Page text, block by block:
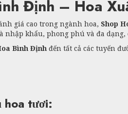
Định – Hoa
giá cao trong ngành hoa, Shop
nhập khẩu, phong phú và đa
Bình Định đến tất cả các tuyến
hoa tươi: